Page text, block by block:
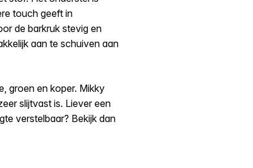
touch geeft in
de barkruk stevig en
aan te schuiven aan
groen en koper. Mikky
slijtvast is. Liever een
verstelbaar? Bekijk dan